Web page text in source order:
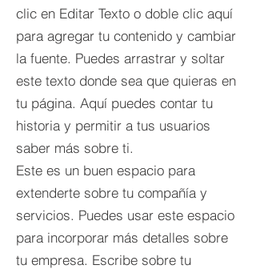
clic en Editar Texto o doble clic aquí
para agregar tu contenido y cambiar
la fuente. Puedes arrastrar y soltar
este texto donde sea que quieras en
tu página. Aquí puedes contar tu
historia y permitir a tus usuarios
saber más sobre ti.
Este es un buen espacio para
extenderte sobre tu compañía y
servicios. Puedes usar este espacio
para incorporar más detalles sobre
tu empresa. Escribe sobre tu